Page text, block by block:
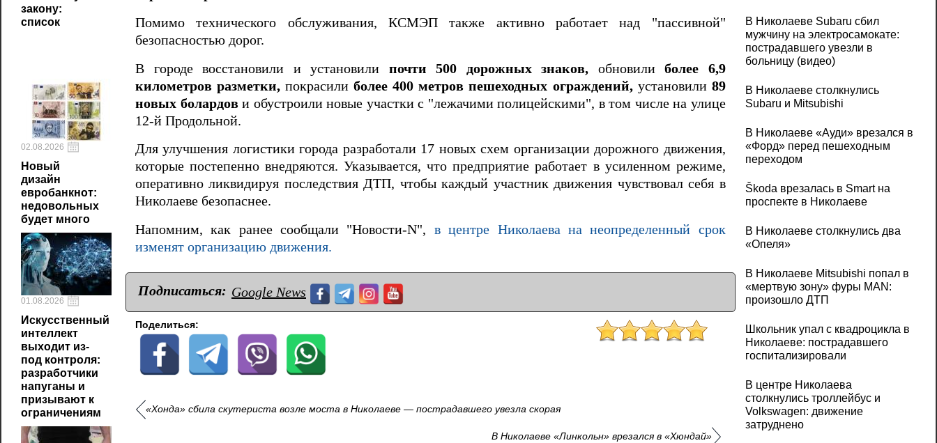
закону:
список
02.08.2026
Новый
дизайн
евробанкнот:
недовольных
будет много
01.08.2026
Искусственный
интеллект
выходит из-
под контроля:
разработчики
напуганы и
призывают к
ограничениям
Помимо технического обслуживания, КСМЭП также активно работает над "пассивной"
безопасностью дорог.
В городе восстановили и установили почти 500 дорожных знаков, обновилиболее 6,9
километров разметки, покрасилиболее 400 метров пешеходных ограждений,установили 89
новых болардови обустроили новые участки с "лежачими полицейскими", в том числе на улице
12-й Продольной.
Для улучшения логистики города разработали 17 новых схем организации дорожного движения,
которые постепенно внедряются. Указывается, что предприятие работает в усиленном режиме,
оперативно ликвидируя последствия ДТП, чтобы каждый участник движения чувствовал себя в
Николаеве безопаснее.
Напомним, как ранее сообщали "Новости-N", в центре Николаева на неопределенный срок
изменят организацию движения.
Подписаться: Google News
Поделиться:
«Хонда» сбила скутериста возле моста в Николаеве — пострадавшего увезла скорая
В Николаеве «Линкольн» врезался в «Хюндай»
В Николаеве Subaru сбил
мужчину на электросамокате:
пострадавшего увезли в
больницу (видео)
В Николаеве столкнулись
Subaru и Mitsubishi
В Николаеве «Ауди» врезался в
«Форд» перед пешеходным
переходом
Škoda врезалась в Smart на
проспекте в Николаеве
В Николаеве столкнулись два
«Опеля»
В Николаеве Mitsubishi попал в
«мертвую зону» фуры MAN:
произошло ДТП
Школьник упал с квадроцикла в
Николаеве: пострадавшего
госпитализировали
В центре Николаева
столкнулись троллейбус и
Volkswagen: движение
затруднено